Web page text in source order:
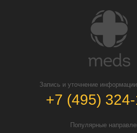
Запись и уточнение
+7 (495)
Популярные